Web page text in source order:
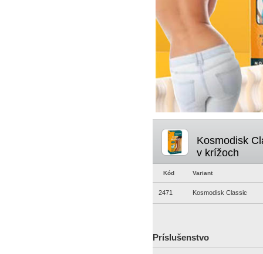
Kosmodisk
v krížoch
Kód Variant
2471 Kosmodisk Classic
Príslušenstvo